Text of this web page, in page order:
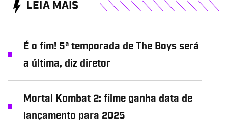
LEIA MAIS
É o fim! 5ª temporada de The Boys será
a última, diz diretor
Mortal Kombat 2: filme ganha data de
lançamento para 2025